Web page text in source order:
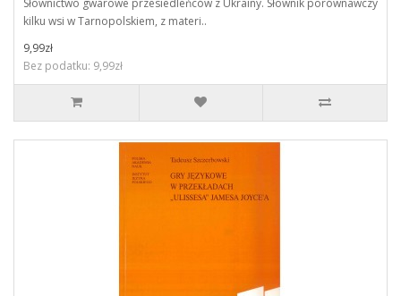
Słownictwo gwarowe przesiedleńców z Ukrainy. Słownik porównawczy
kilku wsi w Tarnopolskiem, z materi..
9,99zł
Bez podatku: 9,99zł